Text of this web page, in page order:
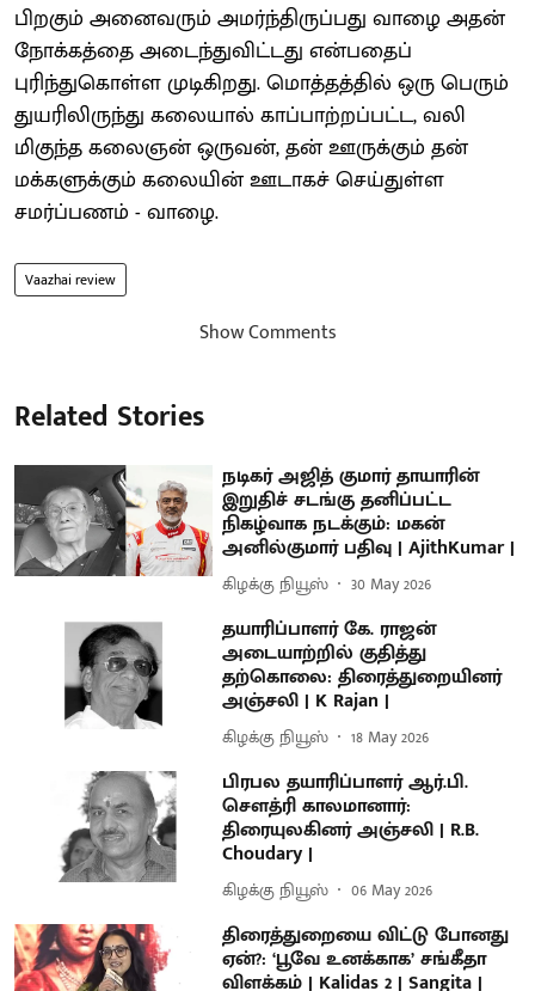
பிறகும் அனைவரும் அமர்ந்திருப்பது வாழை அதன்
நோக்கத்தை அடைந்துவிட்டது என்பதைப்
புரிந்துகொள்ள முடிகிறது. மொத்தத்தில் ஒரு பெரும்
துயரிலிருந்து கலையால் காப்பாற்றப்பட்ட, வலி
மிகுந்த கலைஞன் ஒருவன், தன் ஊருக்கும் தன்
மக்களுக்கும் கலையின் ஊடாகச் செய்துள்ள
சமர்ப்பணம் - வாழை.
Vaazhai review
Show Comments
Related Stories
நடிகர் அஜித் குமார் தாயாரின்
இறுதிச் சடங்கு தனிப்பட்ட
நிகழ்வாக நடக்கும்: மகன்
அனில்குமார் பதிவு | AjithKumar |
கிழக்கு நியூஸ் 30 May 2026
தயாரிப்பாளர் கே. ராஜன்
அடையாற்றில் குதித்து
தற்கொலை: திரைத்துறையினர்
அஞ்சலி | K Rajan |
கிழக்கு நியூஸ் 18 May 2026
பிரபல தயாரிப்பாளர் ஆர்.பி.
சௌத்ரி காலமானார்:
திரையுலகினர் அஞ்சலி | R.B.
Choudary |
கிழக்கு நியூஸ் 06 May 2026
திரைத்துறையை விட்டு போனது
ஏன்?: ‘பூவே உனக்காக’ சங்கீதா
விளக்கம் | Kalidas 2 | Sangita |